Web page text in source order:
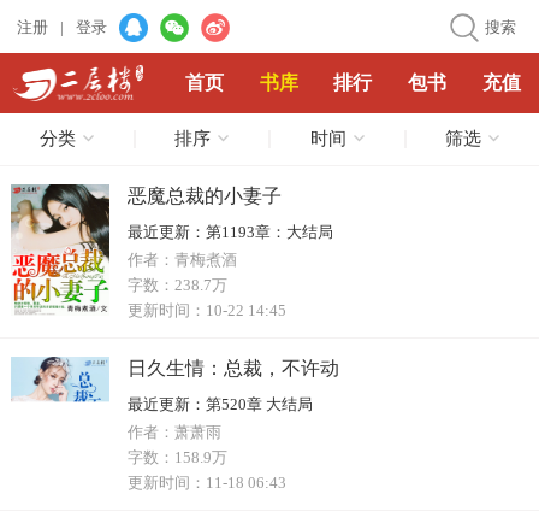
注册 | 登录 搜索
首页 书库 排行 包书 充值
分类 排序 时间 筛选
恶魔总裁的小妻子
最近更新： 第1193章：大结局
作者： 青梅煮酒
字数： 238.7万
更新时间： 10-22 14:45
日久生情：总裁，不许动
最近更新：
第520章 大结局
作者： 萧萧雨
字数： 158.9万
更新时间： 11-18 06:43